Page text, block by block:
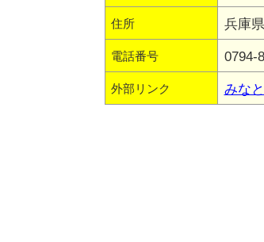
住所 兵庫
電話番号 0794-
外部リンク みな